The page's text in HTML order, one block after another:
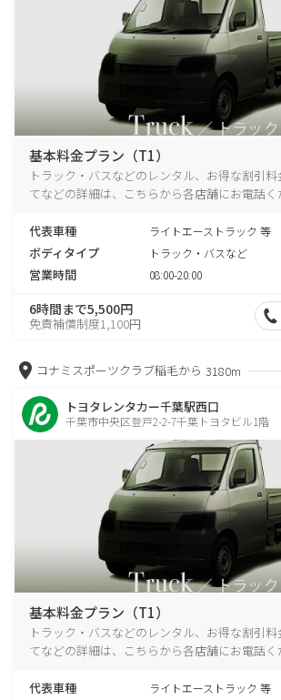
基本料金プラン（T1）
トラック・バスなどのレンタル、お得な割引
てなどの詳細は、こちらから各店舗にお電話く
代表車種 ライトエーストラック 等
ボディタイプ トラック・バスなど
営業時間 08:00-20:00
6時間まで5,500円
免責補償制度1,100円
コナミスポーツクラブ稲毛から 3180m
トヨタレンタカー千葉駅西口
千葉市中央区登戸2-2-7千葉トヨタビル1階
基本料金プラン（T1）
トラック・バスなどのレンタル、お得な割引
てなどの詳細は、こちらから各店舗にお電話く
代表車種 ライトエーストラック 等